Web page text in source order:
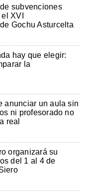
subvenciones
XVI
Gochu Asturcelta
hay que elegir:
la
anunciar un aula sin
ni profesorado no
real
organizará su
del 1 al 4 de